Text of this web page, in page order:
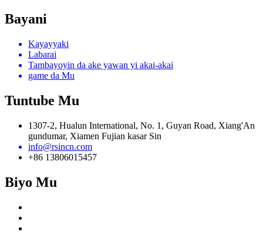
Bayani
Kayayyaki
Labarai
Tambayoyin da ake yawan yi akai-akai
game da Mu
Tuntube Mu
1307-2, Hualun International, No. 1, Guyan Road, Xiang'An
gundumar, Xiamen Fujian kasar Sin
info@rsincn.com
+86 13806015457
Biyo Mu